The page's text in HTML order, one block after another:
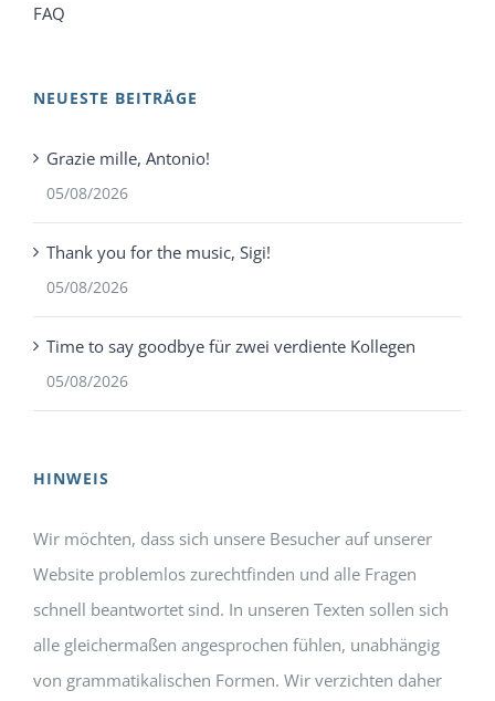
FAQ
NEUESTE BEITRÄGE
Grazie mille, Antonio!
05/08/2026
Thank you for the music, Sigi!
05/08/2026
Time to say goodbye für zwei verdiente Kollegen
05/08/2026
HINWEIS
Wir möchten, dass sich unsere Besucher auf unserer
Website problemlos zurechtfinden und alle Fragen
schnell beantwortet sind. In unseren Texten sollen sich
alle gleichermaßen angesprochen fühlen, unabhängig
von grammatikalischen Formen. Wir verzichten daher